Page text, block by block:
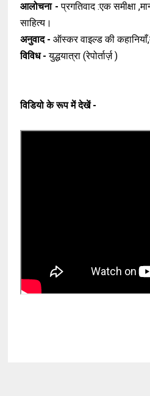
आलोचना - प्रगतिवाद :एक समीक्षा
साहित्य।
अनुवाद - ऑस्कर वाइल्ड की
विविध - युद्धयात्रा (रेपोर्तार्ज़ )
विडियो के रूप में देखें -